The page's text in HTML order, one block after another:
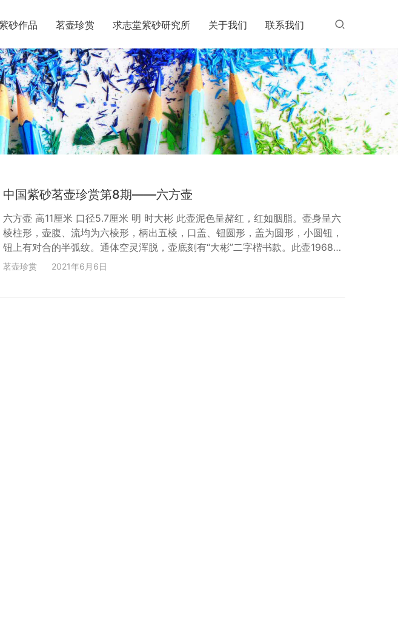
砂作品 茗壶珍赏 求志堂紫砂研究所 关于我们 联系我们
中国紫砂茗壶珍赏第8期——六方壶
六方壶 高11厘米 口径5.7厘米 明 时大彬 此壶泥色呈赭红，红如胭脂。壶身呈六
棱柱形，壶腹、流均为六棱形，柄出五棱，口盖、钮圆形，盖为圆形，小圆钮，
钮上有对合的半弧纹。通体空灵浑脱，壶底刻有“大彬”二字楷书款。此壶1968年
在扬州江都丁沟曹氏墓出土。发掘时伴有砖刻地券一方，注明为明代万历四十四
茗壶珍赏 2021年6月6日